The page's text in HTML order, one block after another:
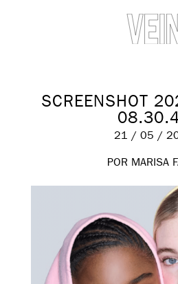
SCREENSHOT
21 / 05 /
POR MARISA